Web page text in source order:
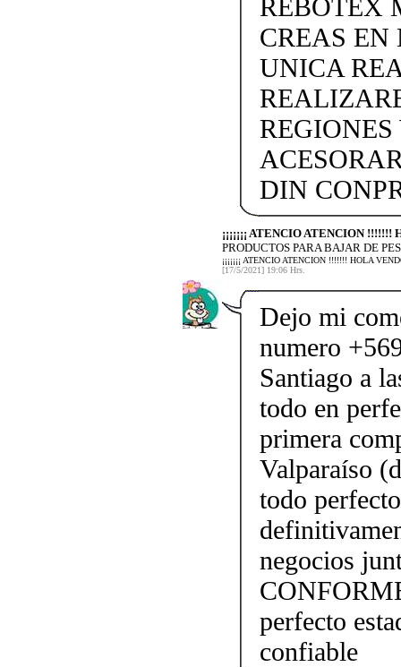
REBOTEX
CREAS EN
UNICA
REGIONES
DIN
¡¡¡¡¡¡¡ ATENCIO ATENCION
PRODUCTOS PARA BAJAR DE
¡¡¡¡¡¡¡ ATENCIO ATENCION !!!!!!! HOLA
[17/5/2021] 19:06 Hrs.
Dejo mi
numero
Santiago a
todo en
primera
Valparaíso
todo
negocios
perfecto
confiable